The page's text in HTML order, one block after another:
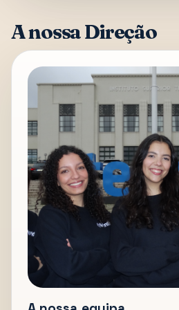
A nossa Direção